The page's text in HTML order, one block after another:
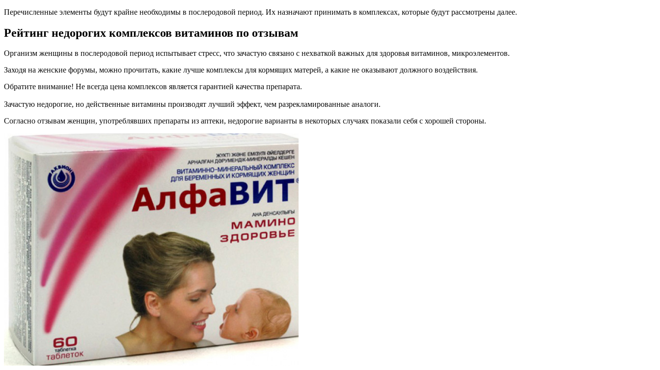
Перечисленные элементы будут крайне необходимы в послеродовой период. Их назначают принимать в комплексах, которые будут рассмотрены далее.
Рейтинг недорогих комплексов витаминов по отзывам
Организм женщины в послеродовой период испытывает стресс, что зачастую связано с нехваткой важных для здоровья витаминов, микроэлементов.
Заходя на женские форумы, можно прочитать, какие лучше комплексы для кормящих матерей, а какие не оказывают должного воздействия.
Обратите внимание! Не всегда цена комплексов является гарантией качества препарата.
Зачастую недорогие, но действенные витамины производят лучший эффект, чем разрекламированные аналоги.
Согласно отзывам женщин, употреблявших препараты из аптеки, недорогие варианты в некоторых случаях показали себя с хорошей стороны.